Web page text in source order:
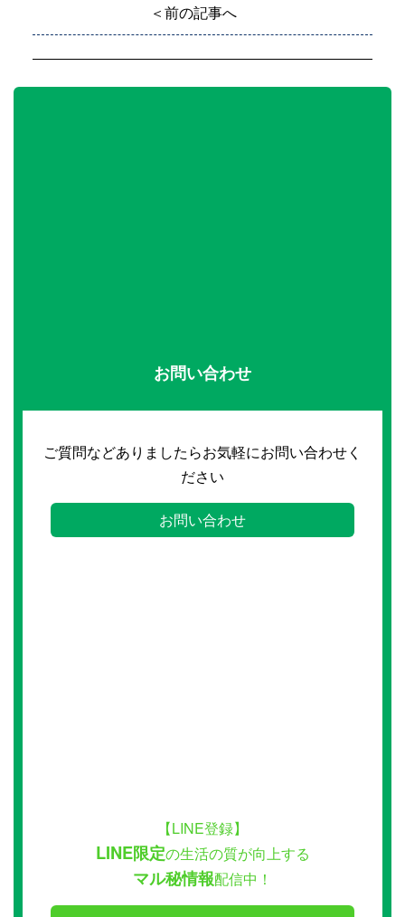
＜前の記事へ
お問い合わせ
ご質問などありましたらお気軽にお問い合わせく
ださい
お問い合わせ
【LINE登録】
LINE限定の生活の質が向上する
マル秘情報配信中！